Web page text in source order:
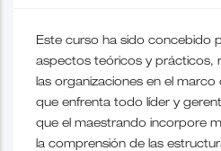
Este curso ha sido concebido
aspectos teóricos y prácticos,
las organizaciones en el marco
que enfrenta todo líder y
que el maestrando incorpore
la comprensión de las